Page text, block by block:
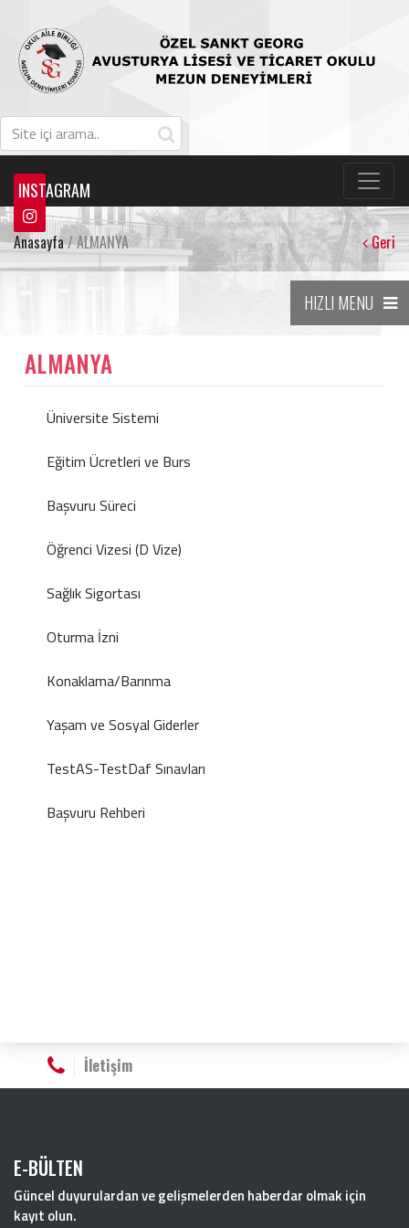
INSTAGRAM
Anasayfa/ ALMANYA Geri
HIZLI MENU
ALMANYA
Üniversite Sistemi
Eğitim Ücretleri ve Burs
Başvuru Süreci
Öğrenci Vizesi (D Vize)
Sağlık Sigortası
Oturma İzni
Konaklama/Barınma
Yaşam ve Sosyal Giderler
TestAS-TestDaf Sınavları
Başvuru Rehberi
İletişim
E-BÜLTEN
Güncel duyurulardan ve gelişmelerden haberdar olmak için
kayıt olun.